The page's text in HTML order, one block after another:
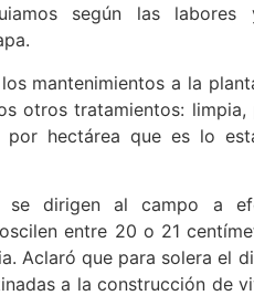
según las labores
mantenimientos a la
otros tratamientos:
hectárea que es lo
dirigen al campo a
entre 20 o 21
Aclaró que para solera el
a la construcción de